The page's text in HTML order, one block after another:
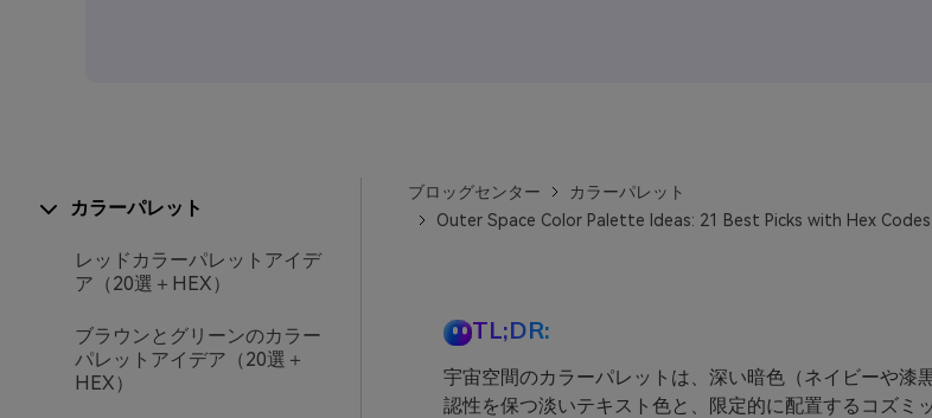
カラーパレット
レッドカラーパレットアイデ
ア（20選＋HEX）
ブラウンとグリーンのカラー
パレットアイデア（20選＋
HEX）
ブロッグセンター
カラーパレット
Outer Space Color Palette Ideas: 21 Best Picks with Hex Codes
TL;DR:
宇宙空間のカラーパレットは、深い暗色（ネイビーや漆
認性を保つ淡いテキスト色と、限定的に配置するコズミ